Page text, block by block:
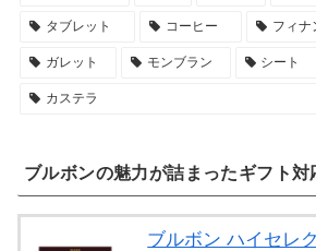
タブレット コーヒー フィナ
ガレット モンブラン シート
カステラ
ブルボンの魅力が詰まったギフト対
ブルボン ハイセレ